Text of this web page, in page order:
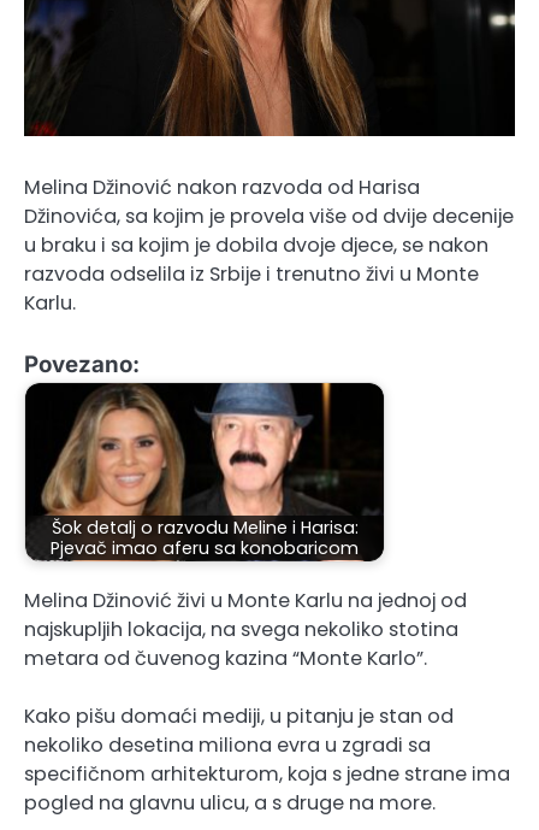
Melina Džinović nakon razvoda od Harisa
Džinovića, sa kojim je provela više od dvije decenije
u braku i sa kojim je dobila dvoje djece, se nakon
razvoda odselila iz Srbije i trenutno živi u Monte
Karlu.
Povezano:
Šok detalj o razvodu Meline i Harisa:
Pjevač imao aferu sa konobaricom
Melina Džinović živi u Monte Karlu na jednoj od
najskupljih lokacija, na svega nekoliko stotina
metara od čuvenog kazina “Monte Karlo”.
Kako pišu domaći mediji, u pitanju je stan od
nekoliko desetina miliona evra u zgradi sa
specifičnom arhitekturom, koja s jedne strane ima
pogled na glavnu ulicu, a s druge na more.